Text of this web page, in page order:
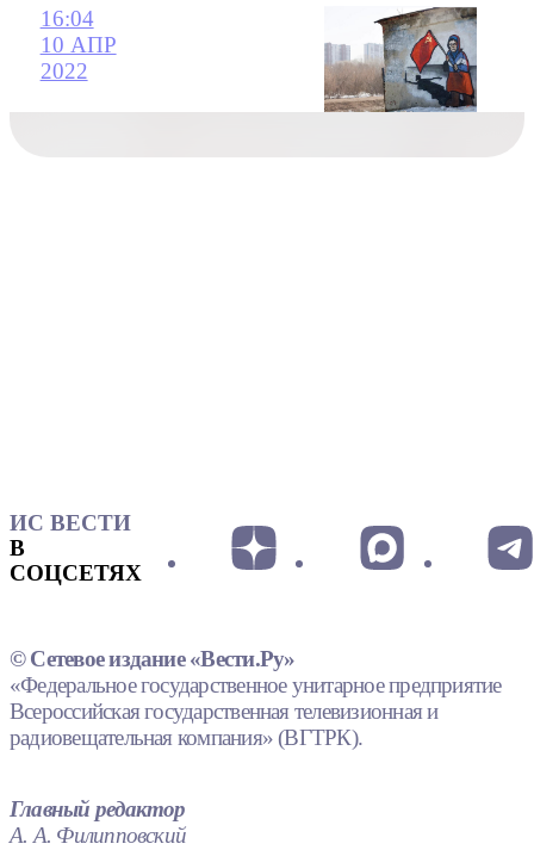
16:04
10 АПР
2022
ИС ВЕСТИ
В
СОЦСЕТЯХ
© Сетевое издание «Вести.Ру»
«Федеральное государственное унитарное предприятие
Всероссийская государственная телевизионная и
радиовещательная компания» (ВГТРК).
Главный редактор
А. А. Филипповский